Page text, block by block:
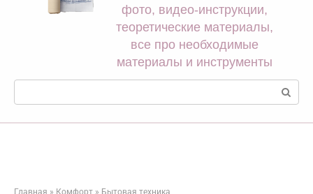
фото, видео-инструкции,
теоретические материалы,
все про необходимые
материалы и инструменты
Поиск:
Главная » Комфорт » Бытовая техника